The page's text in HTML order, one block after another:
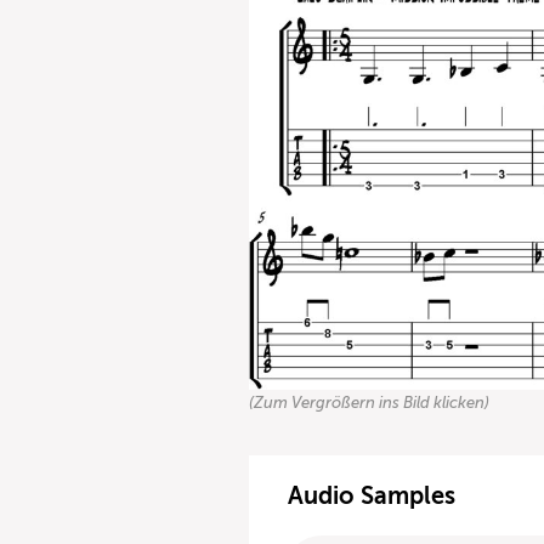
(Zum Vergrößern ins Bild klicken)
Audio Samples